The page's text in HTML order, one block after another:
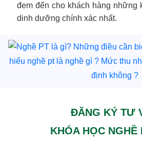
đem đến cho khách hàng những
dinh dưỡng chính xác nhất.
hiểu nghề pt là nghề gì ? Mức thu
định không ?
ĐĂNG KÝ TƯ
KHÓA HỌC NGHỀ